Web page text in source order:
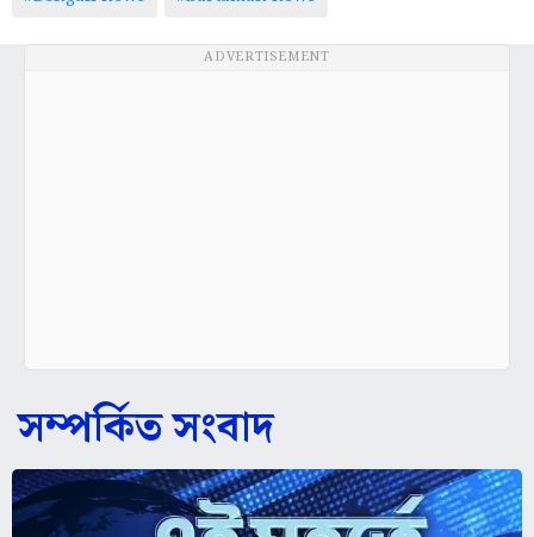
ADVERTISEMENT
সম্পর্কিত সংবাদ